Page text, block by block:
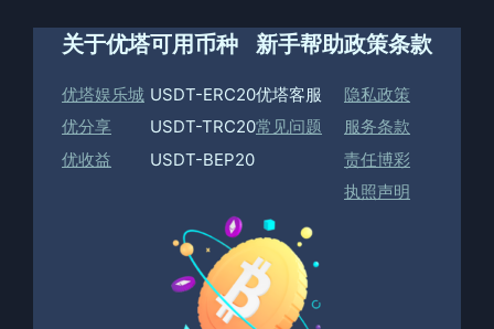
关于优塔
优塔娱乐城
优分享
优收益
可用币种
USDT-ERC20
USDT-TRC20
USDT-BEP20
新手帮助
优塔客服
常见问题
政策条款
隐私政策
服务条款
责任博彩
执照声明